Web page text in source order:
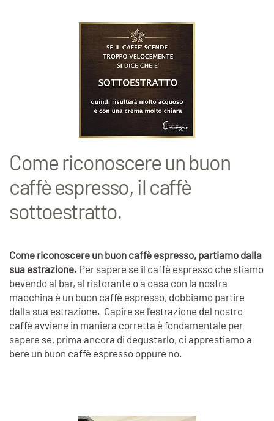
Come riconoscere un buon
caffè espresso, il caffè
sottoestratto.
Come riconoscere un buon caffè espresso, partiamo dalla
sua estrazione. Per sapere se il caffè espresso che stiamo
bevendo al bar, al ristorante o a casa con la nostra
macchina è un buon caffè espresso, dobbiamo partire
dalla sua estrazione. Capire se l'estrazione del nostro
caffè avviene in maniera corretta è fondamentale per
sapere se, prima ancora di degustarlo, ci apprestiamo a
bere un buon caffè espresso oppure no.